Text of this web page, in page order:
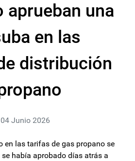
aprueban una
en las
distribución
Junio 2026
en las tarifas de gas propano se
había aprobado días atrás a